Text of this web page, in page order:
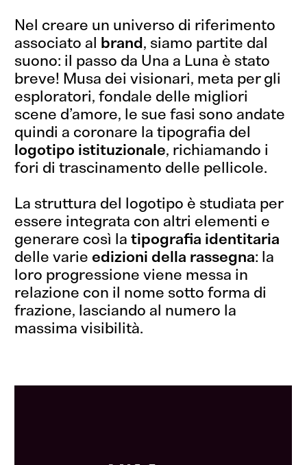
Nel creare un universo di riferimento
associato al
brand , siamo partite dal
suono: il passo da Una a Luna è stato
breve! Musa dei visionari, meta per gli
esploratori, fondale delle migliori
scene d’amore, le sue fasi sono andate
quindi a coronare la tipografia del
logotipo istituzionale, richiamando i
fori di trascinamento delle pellicole.
La struttura del logotipo è studiata per
essere integrata con altri elementi e
generare così latipografia identitaria
delle varieedizioni della rassegna: la
loro progressione viene messa in
relazione con il nome sotto forma di
frazione, lasciando al numero la
massima visibilità.